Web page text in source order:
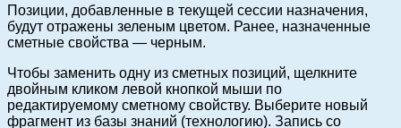
Позиции, добавленные в текущей сессии назначения,
будут отражены зеленым цветом. Ранее, назначенные
сметные свойства — черным.
Чтобы заменить одну из сметных позиций, щелкните
двойным кликом левой кнопкой мыши по
редактируемому сметному свойству. Выберите новый
фрагмент из базы знаний (технологию). Запись со